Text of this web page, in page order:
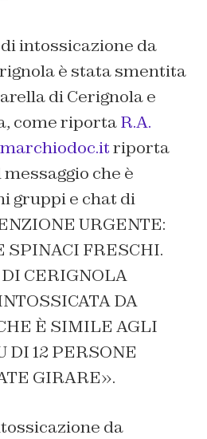
intossicazione da
è stata smentita
di Cerignola e
come riportaR.A.
marchiodoc.itriporta
che è
gruppi e chat di
URGENTE:
SPINACI FRESCHI.
CERIGNOLA
DA
È SIMILE AGLI
DI 12 PERSONE
GIRARE».
da